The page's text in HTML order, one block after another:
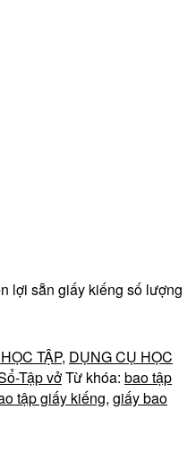
lợi sẵn giấy kiếng số lượng
TẬP, DỤNG CỤ HỌC
Tập vởTừ khóa: bao tập
tập giấy kiếng, giấy bao